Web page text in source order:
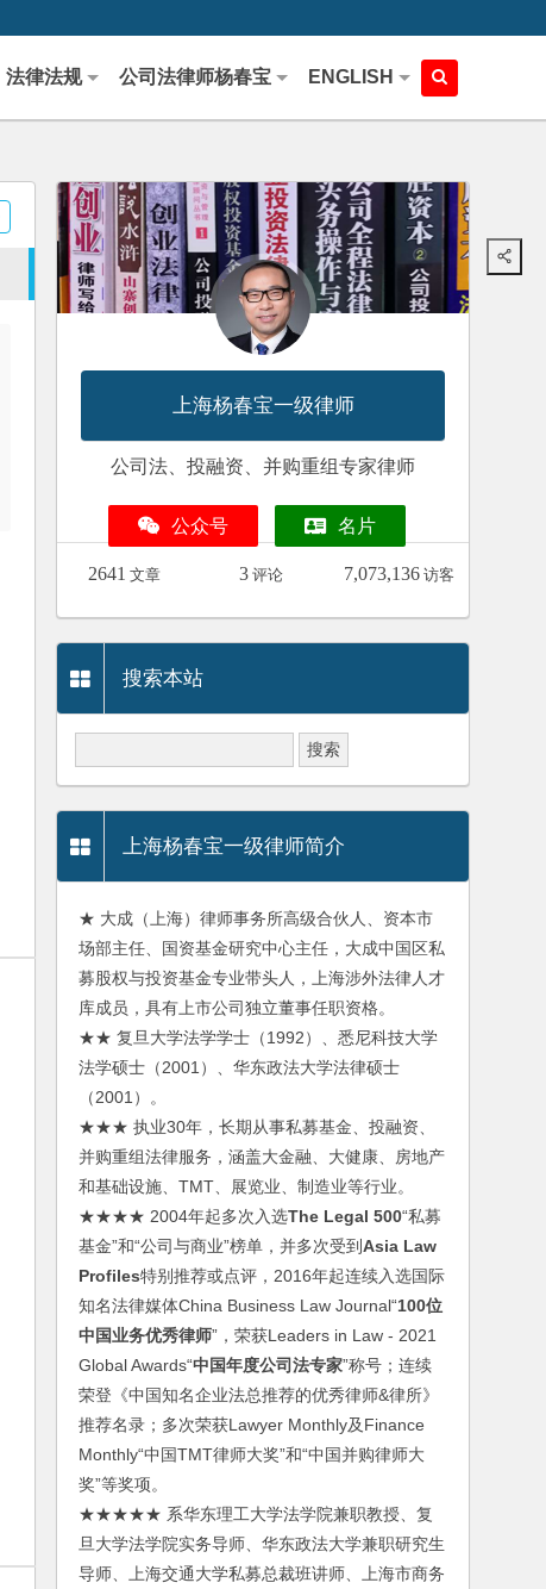
法律法规 公司法律师杨春宝 ENGLISH
上海杨春宝一级律师
公司法、投融资、并购重组专家律师
公众号 名片
2641 文章 3 评论 7,073,136 访客
搜索本站
上海杨春宝一级律师简介
★ 大成（上海）律师事务所高级合伙人、资本市
场部主任、国资基金研究中心主任，大成中国区私
募股权与投资基金专业带头人，上海涉外法律人才
库成员，具有上市公司独立董事任职资格。
★★ 复旦大学法学学士（1992）、悉尼科技大学
法学硕士（2001）、华东政法大学法律硕士
（2001）。
★★★ 执业30年，长期从事私募基金、投融资、
并购重组法律服务，涵盖大金融、大健康、房地产
和基础设施、TMT、展览业、制造业等行业。
★★★★ 2004年起多次入选The Legal 500“私募
基金”和“公司与商业”榜单，并多次受到Asia Law
Profiles特别推荐或点评，2016年起连续入选国际
知名法律媒体China Business Law Journal“100位
中国业务优秀律师”，荣获Leaders in Law - 2021
Global Awards“中国年度公司法专家”称号；连续
荣登《中国知名企业法总推荐的优秀律师&律所》
推荐名录；多次荣获Lawyer Monthly及Finance
Monthly“中国TMT律师大奖”和“中国并购律师大
奖”等奖项。
★★★★★ 系华东理工大学法学院兼职教授、复
旦大学法学院实务导师、华东政法大学兼职研究生
导师、上海交通大学私募总裁班讲师、上海市商务